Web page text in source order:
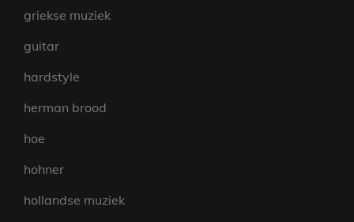
griekse muziek
guitar
hardstyle
herman brood
hoe
hohner
hollandse muziek